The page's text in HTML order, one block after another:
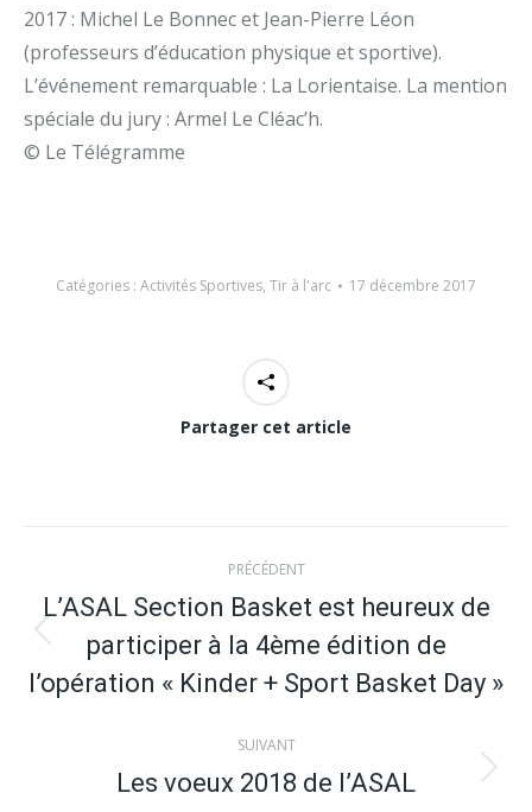
2017 : Michel Le Bonnec et Jean-Pierre Léon
(professeurs d’éducation physique et sportive).
L’événement remarquable : La Lorientaise. La mention
spéciale du jury : Armel Le Cléac’h.
© Le Télégramme
Catégories : Activités Sportives, Tir à l'arc 17 décembre 2017
Partager cet article
Navigation
article
PRÉCÉDENT
Article
précédent
L’ASAL Section Basket est heureux de
participer à la 4ème édition de
l’opération « Kinder + Sport Basket Day »
SUIVANT
Article
Les voeux 2018 de l’ASAL